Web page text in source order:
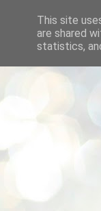
This site
are shared
statistics,